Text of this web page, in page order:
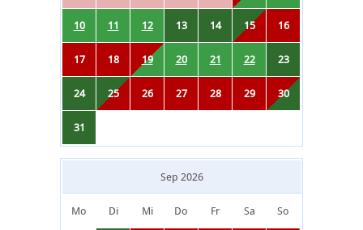
10 11 12 13 14 15 16
17 18 19 20 21 22 23
24 25 26 27 28 29 30
31
Sep 2026
Mo Di Mi Do Fr Sa So